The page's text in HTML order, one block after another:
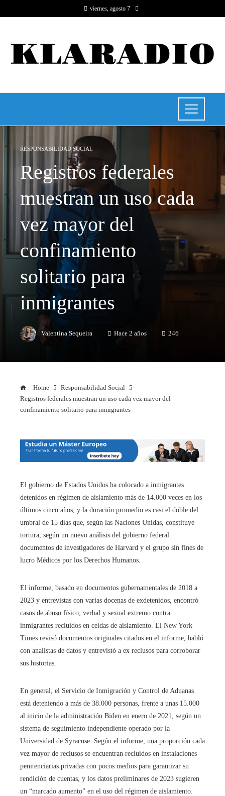
viernes, agosto 7
RESPONSABILIDAD SOCIAL
Registros federales
muestran un uso cada
vez mayor del
confinamiento
solitario para
inmigrantes
Valentina Sequeira Hace 2 años 246
Home
Responsabilidad Social
Registros federales muestran un uso cada vez mayor del
confinamiento solitario para inmigrantes
El gobierno de Estados Unidos ha colocado a inmigrantes
detenidos en régimen de aislamiento más de 14.000 veces en los
últimos cinco años, y la duración promedio es casi el doble del
umbral de 15 días que, según las Naciones Unidas, constituye
tortura, según un nuevo análisis del gobierno federal.
documentos de investigadores de Harvard y el grupo sin fines de
lucro Médicos por los Derechos Humanos.
El informe, basado en documentos gubernamentales de 2018 a
2023 y entrevistas con varias docenas de exdetenidos, encontró
casos de abuso físico, verbal y sexual extremo contra
inmigrantes recluidos en celdas de aislamiento. El New York
Times revisó documentos originales citados en el informe, habló
con analistas de datos y entrevistó a ex reclusos para corroborar
sus historias.
En general, el Servicio de Inmigración y Control de Aduanas
está deteniendo a más de 38.000 personas, frente a unas 15.000
al inicio de la administración Biden en enero de 2021, según un
sistema de seguimiento independiente operado por la
Universidad de Syracuse. Según el informe, una proporción cada
vez mayor de reclusos se encuentran recluidos en instalaciones
penitenciarias privadas con pocos medios para garantizar su
rendición de cuentas, y los datos preliminares de 2023 sugieren
un “marcado aumento” en el uso del régimen de aislamiento.